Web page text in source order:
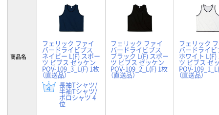
商品名
フェリック ファイ
バードライビブス
ネイビー L(F) スポー
ツ ビブス ゼッケン
POV-109_3_L(F) 1枚
（直送品）
長袖Tシャツ/
半袖Tシャツ/
ポロシャツ 4
位
フェリック ファイ
バードライビブス
ブラック L(F) スポー
ツ ビブス ゼッケン
POV-109_2_L(F) 1枚
（直送品）
フェリック
バードライビ
ホワイト L(F)
ツ ビブス ゼ
POV-
（直送品）